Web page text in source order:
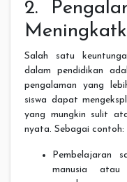
2.
Salah satu
dalam pendidikan
pengalaman yang
siswa dapat
yang mungkin sulit
nyata. Sebagai contoh:
Pembelajaran
manusia atau